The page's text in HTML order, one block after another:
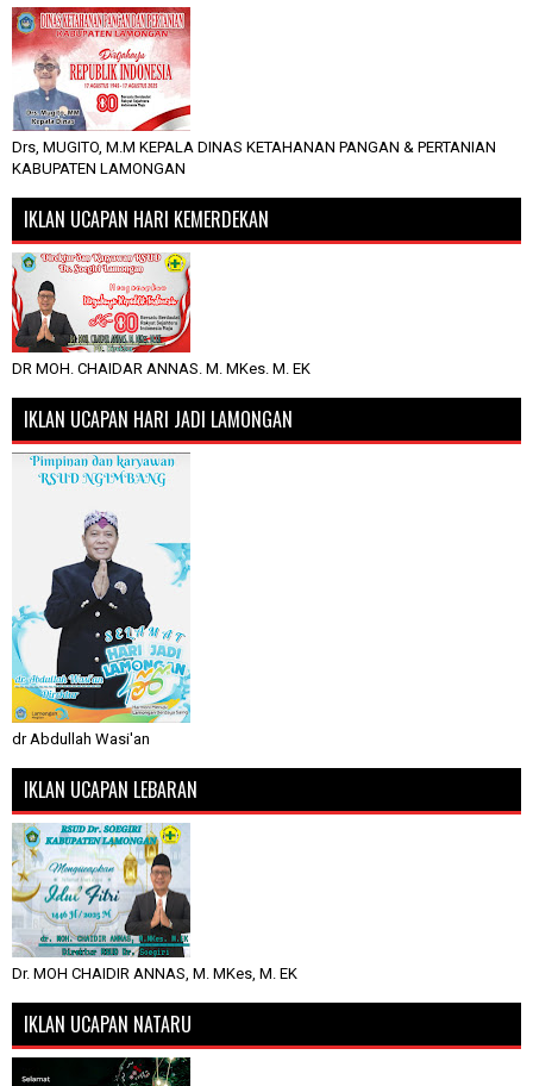
Drs, MUGITO, M.M KEPALA DINAS KETAHANAN PANGAN & PERTANIAN
KABUPATEN LAMONGAN
IKLAN UCAPAN HARI KEMERDEKAN
DR MOH. CHAIDAR ANNAS. M. MKes. M. EK
IKLAN UCAPAN HARI JADI LAMONGAN
dr Abdullah Wasi'an
IKLAN UCAPAN LEBARAN
Dr. MOH CHAIDIR ANNAS, M. MKes, M. EK
IKLAN UCAPAN NATARU